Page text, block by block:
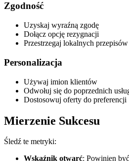
Zgodność
Uzyskaj wyraźną zgodę
Dołącz opcję rezygnacji
Przestrzegaj lokalnych
Personalizacja
Używaj imion klientów
Odwołuj się do poprzednich
Dostosowuj oferty do preferencji
Mierzenie Sukcesu
Śledź te metryki:
Wskaźnik otwarć: Powinien